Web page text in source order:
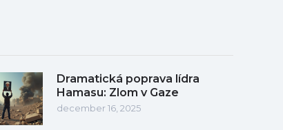
Dramatická poprava lídra
Hamasu: Zlom v Gaze
december 16, 2025